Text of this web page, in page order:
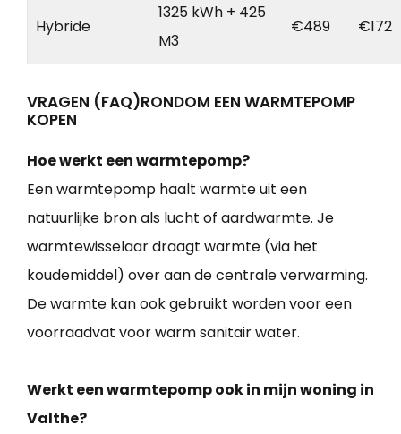
Hybride
1325 kWh + 425
M3
€489 €172
VRAGEN (FAQ)RONDOM EEN WARMTEPOMP
KOPEN
Hoe werkt een warmtepomp?
Een warmtepomp haalt warmte uit een
natuurlijke bron als lucht of aardwarmte. Je
warmtewisselaar draagt warmte (via het
koudemiddel) over aan de centrale verwarming.
De warmte kan ook gebruikt worden voor een
voorraadvat voor warm sanitair water.
Werkt een warmtepomp ook in mijn woning in
Valthe?